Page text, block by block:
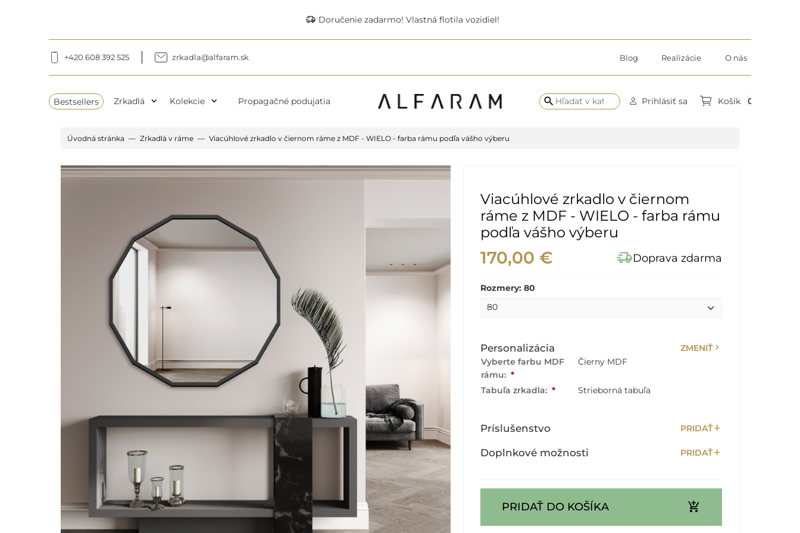
delivery_truck_speed Doručenie zadarmo! Vlastná flotila vozidiel!
+420 608 392 525 zrkadla@alfaram.sk Blog Realizácie O nás
Bestsellers Zrkadlá expand_more Kolekcie expand_more Propagačné podujatia search Prihlásiť sa Košík 0
Úvodná stránka Zrkadlá v ráme Viacúhlové zrkadlo v čiernom ráme z MDF - WIELO - farba rámu podľa vášho výberu
Viacúhlové zrkadlo v čiernom
ráme z MDF - WIELO - farba rámu
podľa vášho výberu
170,00 € delivery_truck_speedDoprava zdarma
Rozmery: 80
Personalizácia ZMENIŤchevron_right
Vyberte farbu MDF
rámu: *
Čierny MDF
Tabuľa zrkadla: * Strieborná tabuľa
Príslušenstvo PRIDAŤadd
Doplnkové možnosti PRIDAŤadd
PRIDAŤ DO KOŠÍKA add_shopping_cart